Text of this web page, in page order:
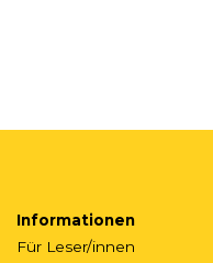
Informationen
Für Leser/innen